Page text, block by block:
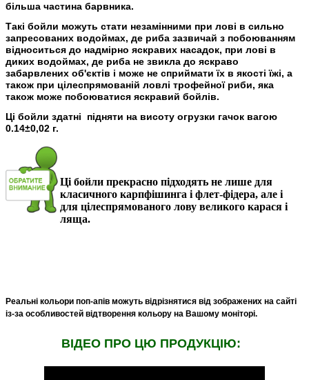
більша частина барвника.
Такі бойли можуть стати незамінними при лові в сильно
запресованих водоймах, де риба зазвичай з побоюванням
відноситься до надмірно яскравих насадок, при лові в
диких водоймах, де риба не звикла до яскраво
забарвлених об'єктів і може не сприймати їх в якості їжі, а
також при цілеспрямованій ловлі трофейної риби, яка
також може побоюватися яскравий бойлів.
Ці бойли здатні підняти на висоту огрузки гачок вагою
0.14±0,02 г.
Ці бойли прекрасно підходять не лише для
класичного карпфiшинга і флет-фiдера, але і
для цілеспрямованого лову великого карася і
ляща.
Реальні кольори поп-апiв можуть відрізнятися від зображених на сайті
із-за особливостей відтворення кольору на Вашому моніторі.
ВIДЕО ПРО ЦЮ ПРОДУКЦIЮ: